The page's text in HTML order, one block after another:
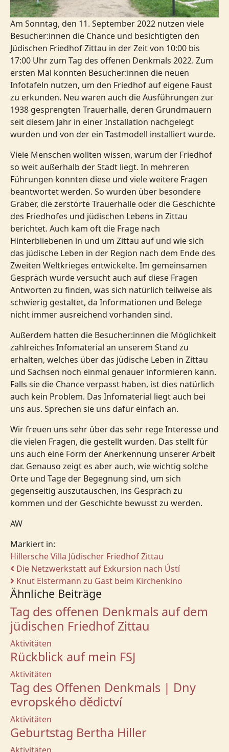
Am Sonntag, den 11. September 2022 nutzen viele
Besucher:innen die Chance und besichtigten den
Jüdischen Friedhof Zittau in der Zeit von 10:00 bis
17:00 Uhr zum Tag des offenen Denkmals 2022. Zum
ersten Mal konnten Besucher:innen die neuen
Infotafeln nutzen, um den Friedhof auf eigene Faust
zu erkunden. Neu waren auch die Ausführungen zur
1938 gesprengten Trauerhalle, deren Grundmauern
seit diesem Jahr in einer Installation nachgelegt
wurden und von der ein Tastmodell installiert wurde.
Viele Menschen wollten wissen, warum der Friedhof
so weit außerhalb der Stadt liegt. In mehreren
Führungen konnten diese und viele weitere Fragen
beantwortet werden. So wurden über besondere
Gräber, die zerstörte Trauerhalle oder die Geschichte
des Friedhofes und jüdischen Lebens in Zittau
berichtet. Auch kam oft die Frage nach
Hinterbliebenen in und um Zittau auf und wie sich
das jüdische Leben in der Region nach dem Ende des
Zweiten Weltkrieges entwickelte. Im gemeinsamen
Gespräch wurde versucht auch auf diese Fragen
Antworten zu finden, was sich natürlich teilweise als
schwierig gestaltet, da Informationen und Belege
nicht immer ausreichend vorhanden sind.
Außerdem hatten die Besucher:innen die Möglichkeit
zahlreiches Infomaterial an unserem Stand zu
erhalten, welches über das jüdische Leben in Zittau
und Sachsen noch einmal genauer informieren kann.
Falls sie die Chance verpasst haben, ist dies natürlich
auch kein Problem. Das Infomaterial liegt auch bei
uns aus. Sprechen sie uns dafür einfach an.
Wir freuen uns sehr über das sehr rege Interesse und
die vielen Fragen, die gestellt wurden. Das stellt für
uns auch eine Form der Anerkennung unserer Arbeit
dar. Genauso zeigt es aber auch, wie wichtig solche
Orte und Tage der Begegnung sind, um sich
gegenseitig auszutauschen, ins Gespräch zu
kommen und der Geschichte bewusst zu werden.
AW
Markiert in:
Hillersche Villa Jüdischer Friedhof Zittau
Die Netzwerkstatt auf Exkursion nach Ústí
Knut Elstermann zu Gast beim Kirchenkino
Ähnliche Beiträge
Tag des offenen Denkmals auf dem
jüdischen Friedhof Zittau
Aktivitäten
Rückblick auf mein FSJ
Aktivitäten
Tag des Offenen Denkmals | Dny
evropského dědictví
Aktivitäten
Geburtstag Bertha Hiller
Aktivitäten